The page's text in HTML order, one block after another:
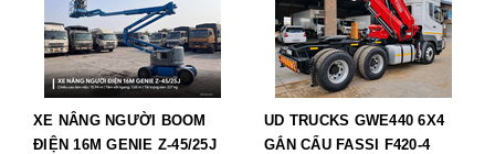
XE NÂNG NGƯỜI BOOM
ĐIỆN 16M GENIE Z-45/25J
UD TRUCKS GWE440 6X4
GẮN CẨU FASSI F420-4